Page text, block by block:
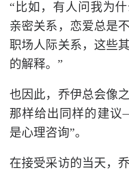
“比如，有人问我为
亲密关系，恋爱总是
职场人际关系，这些
的解释。”
也因此，乔伊总会像
那样给出同样的建
是心理咨询”。
在接受采访的当天，